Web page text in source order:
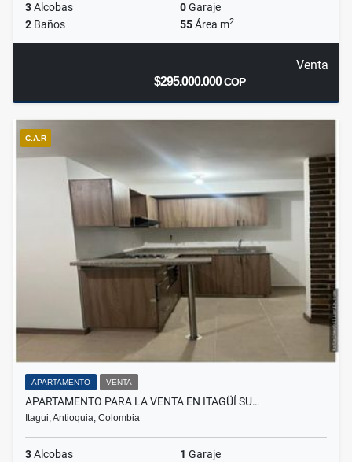
3Alcobas 0Garaje
2 Baños 55Área m2
Venta
$295.000.000COP
C.A.R
APARTAMENTO VENTA
APARTAMENTO PARA LA VENTA EN ITAGÜÍ SU…
Itagui, Antioquia, Colombia
3Alcobas 1 Garaje